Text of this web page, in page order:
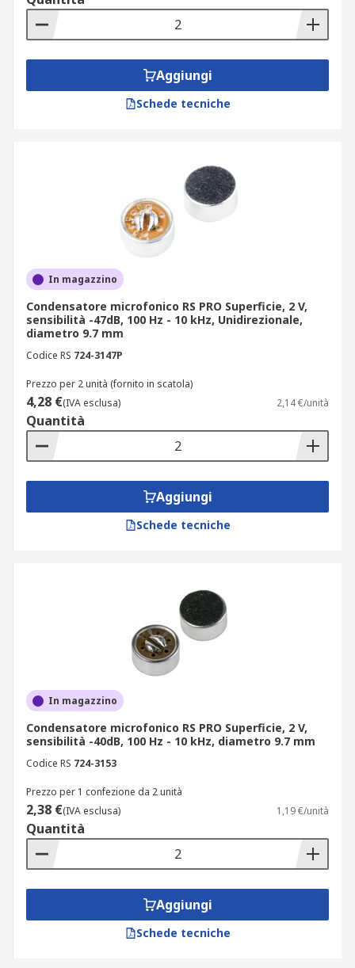
I condensatori per microfono variano
uscita. La qualità può essere influenzata dal
rapporto segnale/rumore del condensatore, la
sua sensibilità, e la sua direttività,
gamma di diverse misure e possono essere a foro
passante, cavo principale o montaggio
Aggiungi
Schede tecniche
In magazzino
Condensatore microfonico RS PRO Superficie, 2 V,
sensibilità -47dB, 100 Hz - 10 kHz, Unidirezionale,
diametro 9.7 mm
Codice RS 724-3147P
Prezzo per 2 unità (fornito in scatola)
4,28 €(IVA esclusa) 2,14 €/unità
Quantità
Aggiungi
Schede tecniche
In magazzino
Condensatore microfonico RS PRO Superficie, 2 V,
sensibilità -40dB, 100 Hz - 10 kHz, diametro 9.7 mm
Codice RS 724-3153
Prezzo per 1 confezione da 2 unità
2,38 €(IVA esclusa) 1,19 €/unità
Quantità
Aggiungi
Schede tecniche